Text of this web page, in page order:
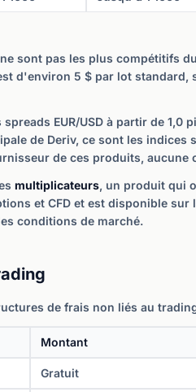
sont pas les plus compétitifs
d'environ 5 $ par lot standard,
EUR/USD à partir de
de Deriv, ce sont les
de ces produits,
multiplicateurs, un produit qui
et CFD et est disponible
conditions de marché.
de frais non liés au
Montant
Gratuit